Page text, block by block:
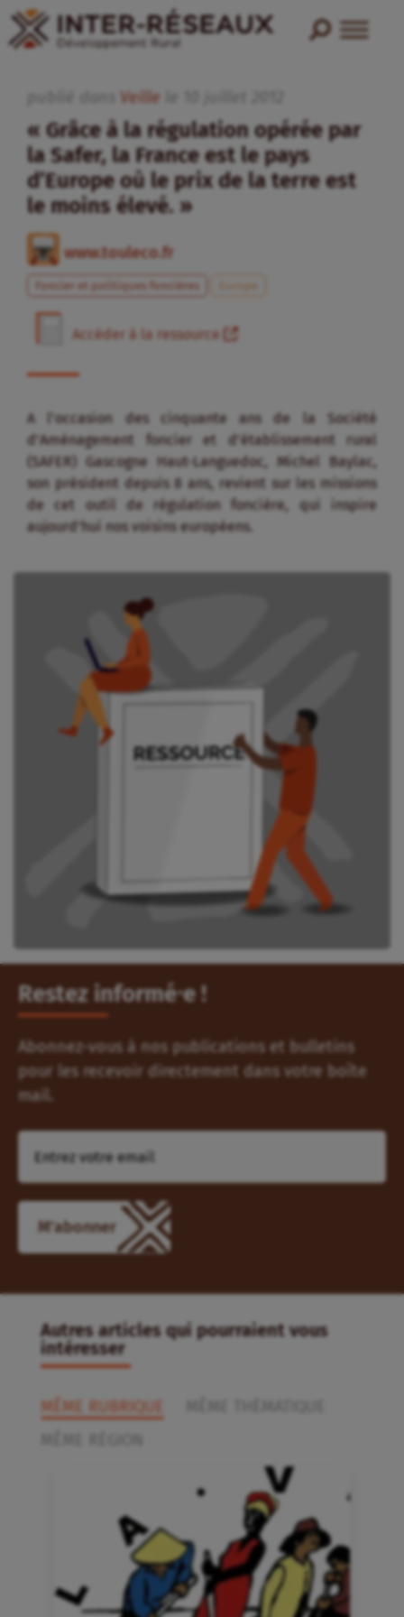
Veille
« Grâce à la régulation opérée par
la Safer, la France est le pays
d’Europe où le prix de la terre est
le moins élevé. »
www.touleco.fr
Foncier et politiques foncières Europe
Accéder à la ressource
A l’occasion des cinquante ans de la Société
d’Aménagement foncier et d’établissement rural
(SAFER) Gascogne Haut-Languedoc, Michel Baylac,
son président depuis 8 ans, revient sur les missions
de cet outil de régulation foncière, qui inspire
aujourd’hui nos voisins européens.
Restez informé⸱e !
Abonnez-vous à nos publications et bulletins
pour les recevoir directement dans votre boîte
mail.
Autres articles qui pourraient vous
intéresser
MÊME RUBRIQUE